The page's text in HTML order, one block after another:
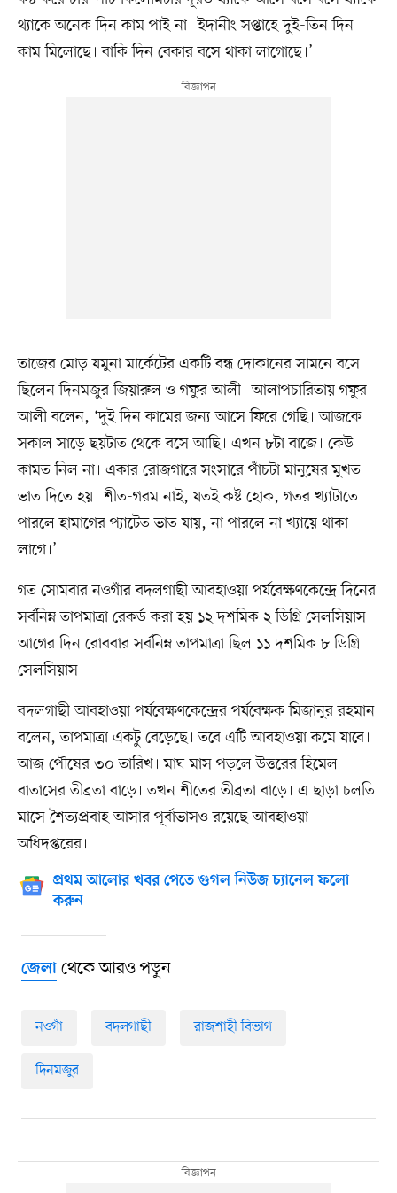
থ্যাকে অনেক দিন কাম পাই না। ইদানীং সপ্তাহে দুই-তিন দিন
কাম মিলোছে। বাকি দিন বেকার বসে থাকা লাগোছে।’
তাজের মোড় যমুনা মার্কেটের একটি বন্ধ দোকানের সামনে বসে
ছিলেন দিনমজুর জিয়ারুল ও গফুর আলী। আলাপচারিতায় গফুর
আলী বলেন, ‘দুই দিন কামের জন্য আসে ফিরে গেছি। আজকে
সকাল সাড়ে ছয়টাত থেকে বসে আছি। এখন ৮টা বাজে। কেউ
কামত নিল না। একার রোজগারে সংসারে পাঁচটা মানুষের মুখত
ভাত দিতে হয়। শীত-গরম নাই, যতই কষ্ট হোক, গতর খ্যাটাতে
পারলে হামাগের প্যাটেত ভাত যায়, না পারলে না খ্যায়ে থাকা
লাগে।’
গত সোমবার নওগাঁর বদলগাছী আবহাওয়া পর্যবেক্ষণকেন্দ্রে দিনের
সর্বনিম্ন তাপমাত্রা রেকর্ড করা হয় ১২ দশমিক ২ ডিগ্রি সেলসিয়াস।
আগের দিন রোববার সর্বনিম্ন তাপমাত্রা ছিল ১১ দশমিক ৮ ডিগ্রি
সেলসিয়াস।
বদলগাছী আবহাওয়া পর্যবেক্ষণকেন্দ্রের পর্যবেক্ষক মিজানুর রহমান
বলেন, তাপমাত্রা একটু বেড়েছে। তবে এটি আবহাওয়া কমে যাবে।
আজ পৌষের ৩০ তারিখ। মাঘ মাস পড়লে উত্তরের হিমেল
বাতাসের তীব্রতা বাড়ে। তখন শীতের তীব্রতা বাড়ে। এ ছাড়া চলতি
মাসে শৈত্যপ্রবাহ আসার পূর্বাভাসও রয়েছে আবহাওয়া
অধিদপ্তরের।
প্রথম আলোর খবর পেতে গুগল নিউজ চ্যানেল ফলো
করুন
জেলাথেকে আরও পড়ুন
নওগাঁ বদলগাছী রাজশাহী বিভাগ
দিনমজুর